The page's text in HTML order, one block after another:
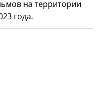
на территории
года.